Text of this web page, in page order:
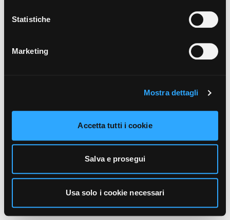
funzionamento, puoi prendere visione dell’informativa
cliccando qui.
Statistiche
Marketing
Mostra dettagli
Accetta tutti i cookie
Salva e prosegui
Usa solo i cookie necessari